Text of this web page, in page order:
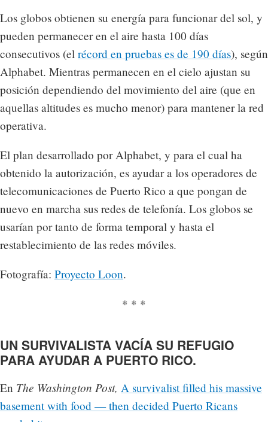
Los globos obtienen su energía para funcionar del sol, y
pueden permanecer en el aire hasta 100 días
consecutivos (el récord en pruebas es de 190 días), según
Alphabet. Mientras permanecen en el cielo ajustan su
posición dependiendo del movimiento del aire (que en
aquellas altitudes es mucho menor) para mantener la red
operativa.
El plan desarrollado por Alphabet, y para el cual ha
obtenido la autorización, es ayudar a los operadores de
telecomunicaciones de Puerto Rico a que pongan de
nuevo en marcha sus redes de telefonía. Los globos se
usarían por tanto de forma temporal y hasta el
restablecimiento de las redes móviles.
Fotografía: Proyecto Loon.
* * *
UN SURVIVALISTA VACÍA SU REFUGIO
PARA AYUDAR A PUERTO RICO.
En The Washington Post, A survivalist filled his massive
basement with food — then decided Puerto Ricans